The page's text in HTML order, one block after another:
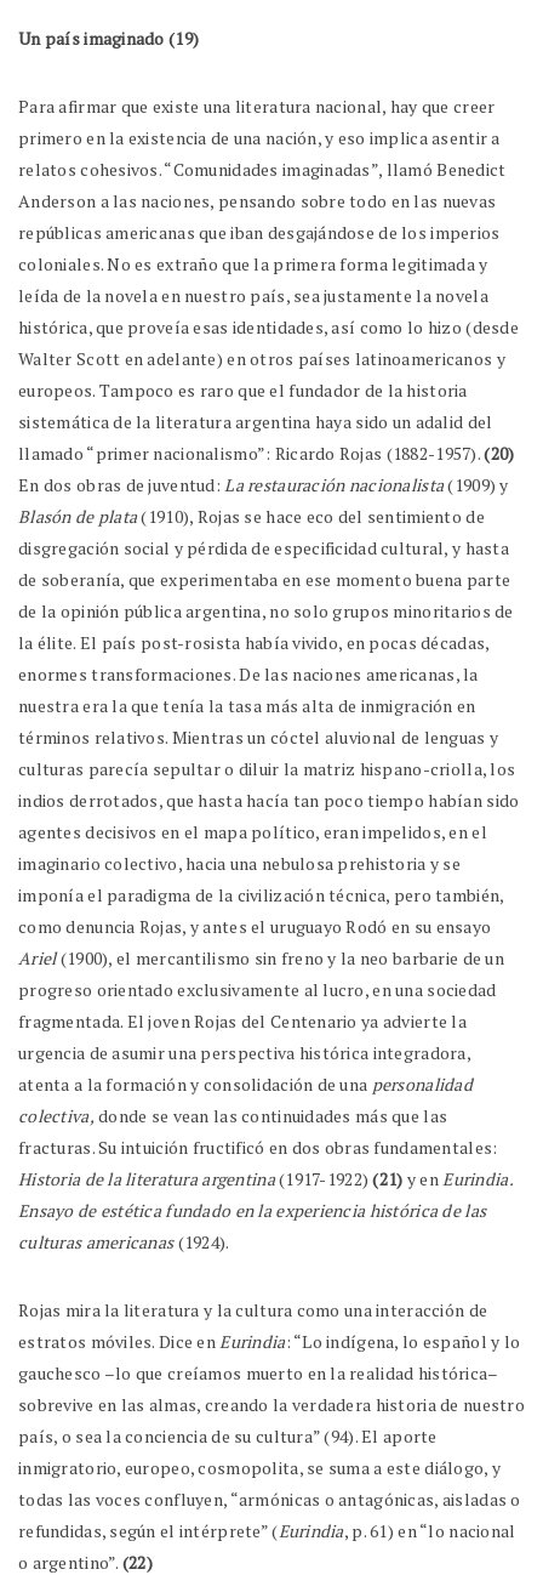
Un país imaginado (19)
Para afirmar que existe una literatura nacional, hay que creer
primero en la existencia de una nación, y eso implica asentir a
relatos cohesivos. “Comunidades imaginadas”, llamó Benedict
Anderson a las naciones, pensando sobre todo en las nuevas
repúblicas americanas que iban desgajándose de los imperios
coloniales. No es extraño que la primera forma legitimada y
leída de la novela en nuestro país, sea justamente la novela
histórica, que proveía esas identidades, así como lo hizo (desde
Walter Scott en adelante) en otros países latinoamericanos y
europeos. Tampoco es raro que el fundador de la historia
sistemática de la literatura argentina haya sido un adalid del
llamado “primer nacionalismo”: Ricardo Rojas (1882-1957).(20)
En dos obras de juventud:La restauración nacionalista(1909) y
Blasón de plata(1910), Rojas se hace eco del sentimiento de
disgregación social y pérdida de especificidad cultural, y hasta
de soberanía, que experimentaba en ese momento buena parte
de la opinión pública argentina, no solo grupos minoritarios de
la élite. El país post-rosista había vivido, en pocas décadas,
enormes transformaciones. De las naciones americanas, la
nuestra era la que tenía la tasa más alta de inmigración en
términos relativos. Mientras un cóctel aluvional de lenguas y
culturas parecía sepultar o diluir la matriz hispano-criolla, los
indios derrotados, que hasta hacía tan poco tiempo habían sido
agentes decisivos en el mapa político, eran impelidos, en el
imaginario colectivo, hacia una nebulosa prehistoria y se
imponía el paradigma de la civilización técnica, pero también,
como denuncia Rojas, y antes el uruguayo Rodó en su ensayo
Ariel(1900), el mercantilismo sin freno y la neo barbarie de un
progreso orientado exclusivamente al lucro, en una sociedad
fragmentada. El joven Rojas del Centenario ya advierte la
urgencia de asumir una perspectiva histórica integradora,
atenta a la formación y consolidación de una personalidad
colectiva, donde se vean las continuidades más que las
fracturas. Su intuición fructificó en dos obras fundamentales:
Historia de la literatura argentina(1917-1922)(21) y enEurindia.
Ensayo de estética fundado en la experiencia histórica de las
culturas americanas(1924).
Rojas mira la literatura y la cultura como una interacción de
estratos móviles. Dice enEurindia: “Lo indígena, lo español y lo
gauchesco –lo que creíamos muerto en la realidad histórica–
sobrevive en las almas, creando la verdadera historia de nuestro
país, o sea la conciencia de su cultura” (94). El aporte
inmigratorio, europeo, cosmopolita, se suma a este diálogo, y
todas las voces confluyen, “armónicas o antagónicas, aisladas o
refundidas, según el intérprete” (Eurindia, p. 61) en “lo nacional
o argentino”. (22)